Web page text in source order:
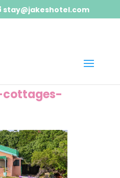
stay@jakeshotel.com